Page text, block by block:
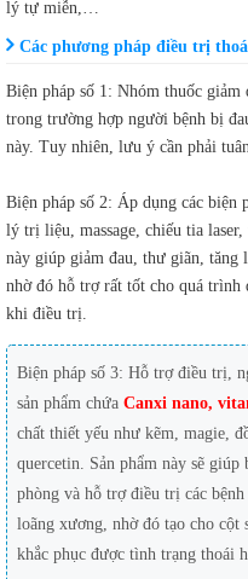
lý tự miễn,…
Các phương pháp điều trị
Biện pháp số 1: Nhóm thuốc
trong trường hợp người bệnh bị
này. Tuy nhiên, lưu ý cần phải
Biện pháp số 2: Áp dụng các
lý trị liệu, massage, chiếu tia
này giúp giảm đau, thư giãn, tăng
nhờ đó hỗ trợ rất tốt cho quá trình
khi điều trị.
Biện pháp số 3: Hỗ trợ điều trị,
sản phẩm chứa Canxi nano,
chất thiết yếu như kẽm, magie,
quercetin. Sản phẩm này sẽ
phòng và hỗ trợ điều trị các
loãng xương, nhờ đó tạo cho cột
khắc phục được tình trạng thoái